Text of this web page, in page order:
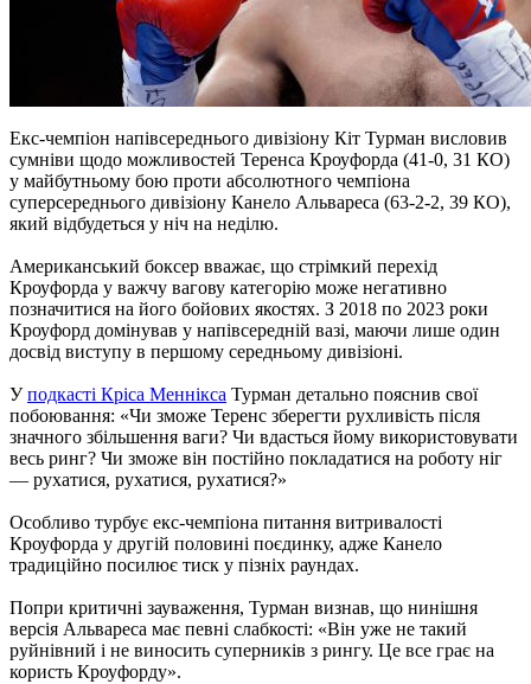
Екс-чемпіон напівсереднього дивізіону Кіт Турман висловив
сумніви щодо можливостей Теренса Кроуфорда (41-0, 31 КО)
у майбутньому бою проти абсолютного чемпіона
суперсереднього дивізіону Канело Альвареса (63-2-2, 39 КО),
який відбудеться у ніч на неділю.
Американський боксер вважає, що стрімкий перехід
Кроуфорда у важчу вагову категорію може негативно
позначитися на його бойових якостях. З 2018 по 2023 роки
Кроуфорд домінував у напівсередній вазі, маючи лише один
досвід виступу в першому середньому дивізіоні.
Уподкасті Кріса Меннікса Турман детально пояснив свої
побоювання: «Чи зможе Теренс зберегти рухливість після
значного збільшення ваги? Чи вдасться йому використовувати
весь ринг? Чи зможе він постійно покладатися на роботу ніг
— рухатися, рухатися, рухатися?»
Особливо турбує екс-чемпіона питання витривалості
Кроуфорда у другій половині поєдинку, адже Канело
традиційно посилює тиск у пізніх раундах.
Попри критичні зауваження, Турман визнав, що нинішня
версія Альвареса має певні слабкості: «Він уже не такий
руйнівний і не виносить суперників з рингу. Це все грає на
користь Кроуфорду».